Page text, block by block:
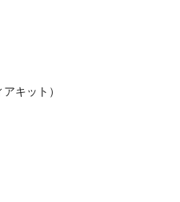
キット）